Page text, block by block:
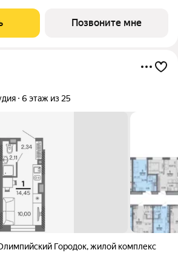
можно начать свою
жизнь до
Позвоните мне
6 этаж из 25
Городок,жилой комплекс